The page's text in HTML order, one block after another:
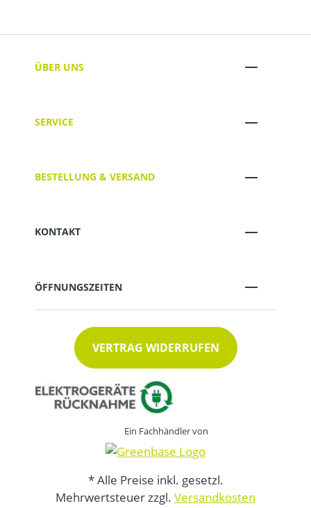
ÜBER UNS
SERVICE
BESTELLUNG & VERSAND
KONTAKT
ÖFFNUNGSZEITEN
VERTRAG WIDERRUFEN
Ein Fachhändler von
* Alle Preise inkl. gesetzl.
Mehrwertsteuer zzgl. Versandkosten